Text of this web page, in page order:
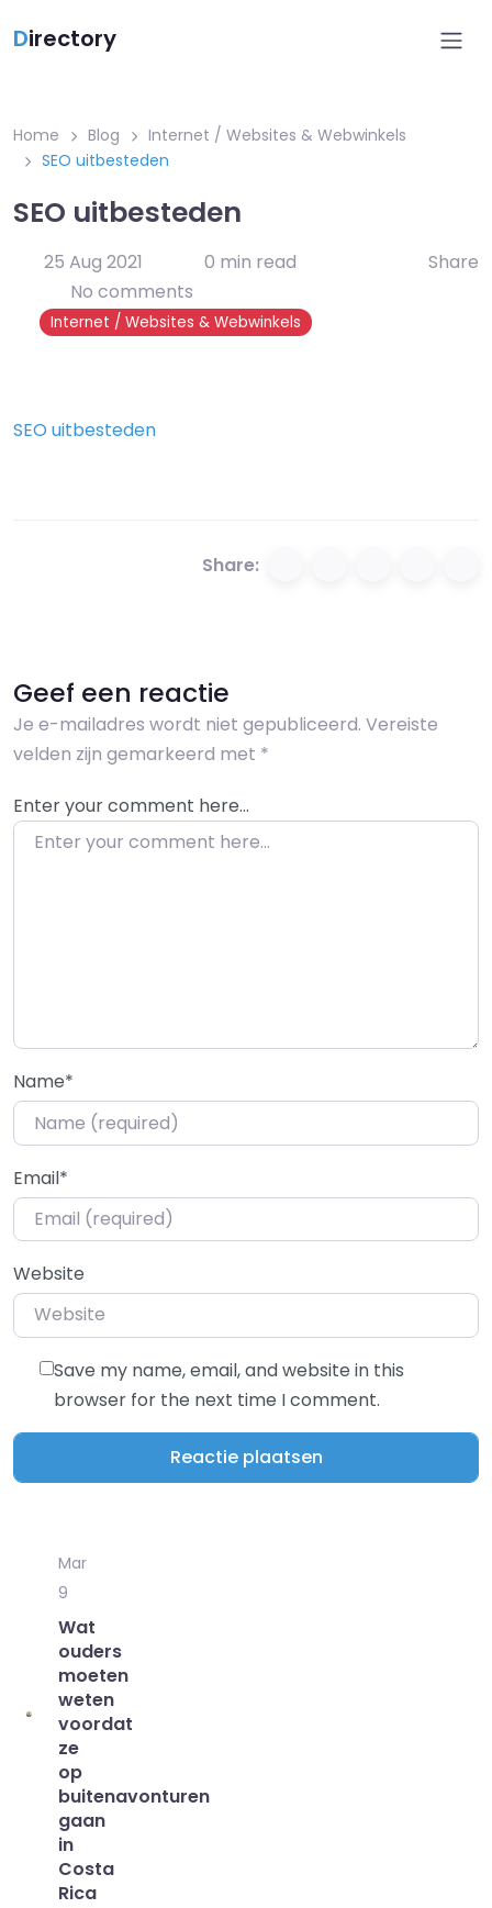
Directory
Home Blog
Internet / Websites & Webwinkels
SEO uitbesteden
SEO uitbesteden
25 Aug 2021
0 min read
No comments
Internet / Websites & Webwinkels
Share
SEO uitbesteden
Share:
Geef een reactie
Je e-mailadres wordt niet gepubliceerd. Vereiste
velden zijn gemarkeerd met *
Enter your comment here…
Name*
Email*
Website
Save my name, email, and website in this
browser for the next time I comment.
Mar
9
Wat
ouders
moeten
weten
voordat
ze
op
buitenavonturen
gaan
in
Costa
Rica